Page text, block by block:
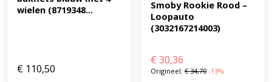
wielen (8719348...
€ 110,50
Smoby Rookie Rood –
Loopauto
(3032167214003)
€ 30,36
Origineel: €34,70 -13%